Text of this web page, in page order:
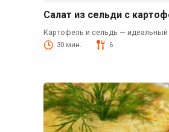
Салат из сельди с
Картофель и сельдь — идеальный
30 мин. 6